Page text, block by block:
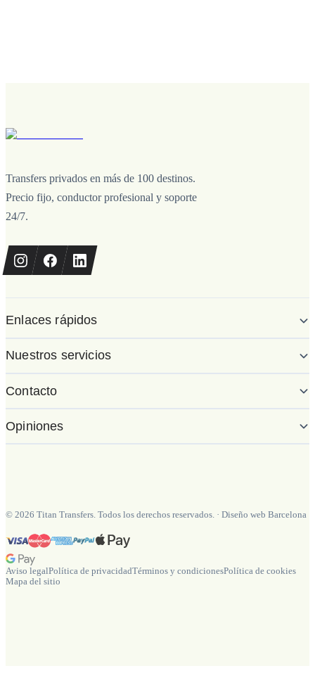
Transfers privados en más de 100 destinos.
Precio fijo, conductor profesional y soporte
24/7.
Enlaces rápidos
Nuestros servicios
Contacto
Opiniones
© 2026 Titan Transfers. Todos los derechos reservados. · Diseño web Barcelona
Aviso legalPolítica de privacidadTérminos y condicionesPolítica de cookies
Mapa del sitio